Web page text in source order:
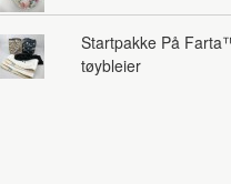
Startpakke På
tøybleier